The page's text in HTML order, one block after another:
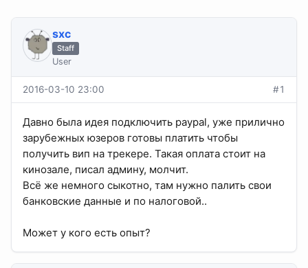
sхс
Staff
User
2016-03-10 23:00 #1
Давно была идея подключить paypal, уже прилично
зарубежных юзеров готовы платить чтобы
получить вип на трекере. Такая оплата стоит на
кинозале, писал админу, молчит.
Всё же немного сыкотно, там нужно палить свои
банковские данные и по налоговой..
Может у кого есть опыт?